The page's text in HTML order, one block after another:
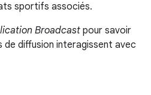
sportifs associés.
Broadcast pour savoir
diffusion interagissent avec